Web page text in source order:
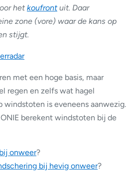
het koufrontuit. Daar
zone (vore) waar de kans op
stijgt.
met een hoge basis, maar
regen en zelfs wat hagel
windstoten is eveneens aanwezig.
berekent windstoten bij de
onweer?
bij hevig onweer?